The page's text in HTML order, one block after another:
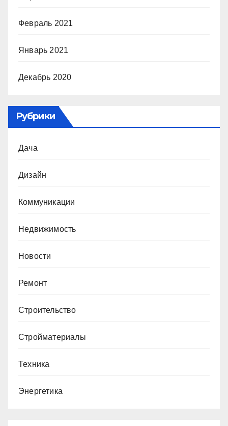
Февраль 2021
Январь 2021
Декабрь 2020
Рубрики
Дача
Дизайн
Коммуникации
Недвижимость
Новости
Ремонт
Строительство
Стройматериалы
Техника
Энергетика